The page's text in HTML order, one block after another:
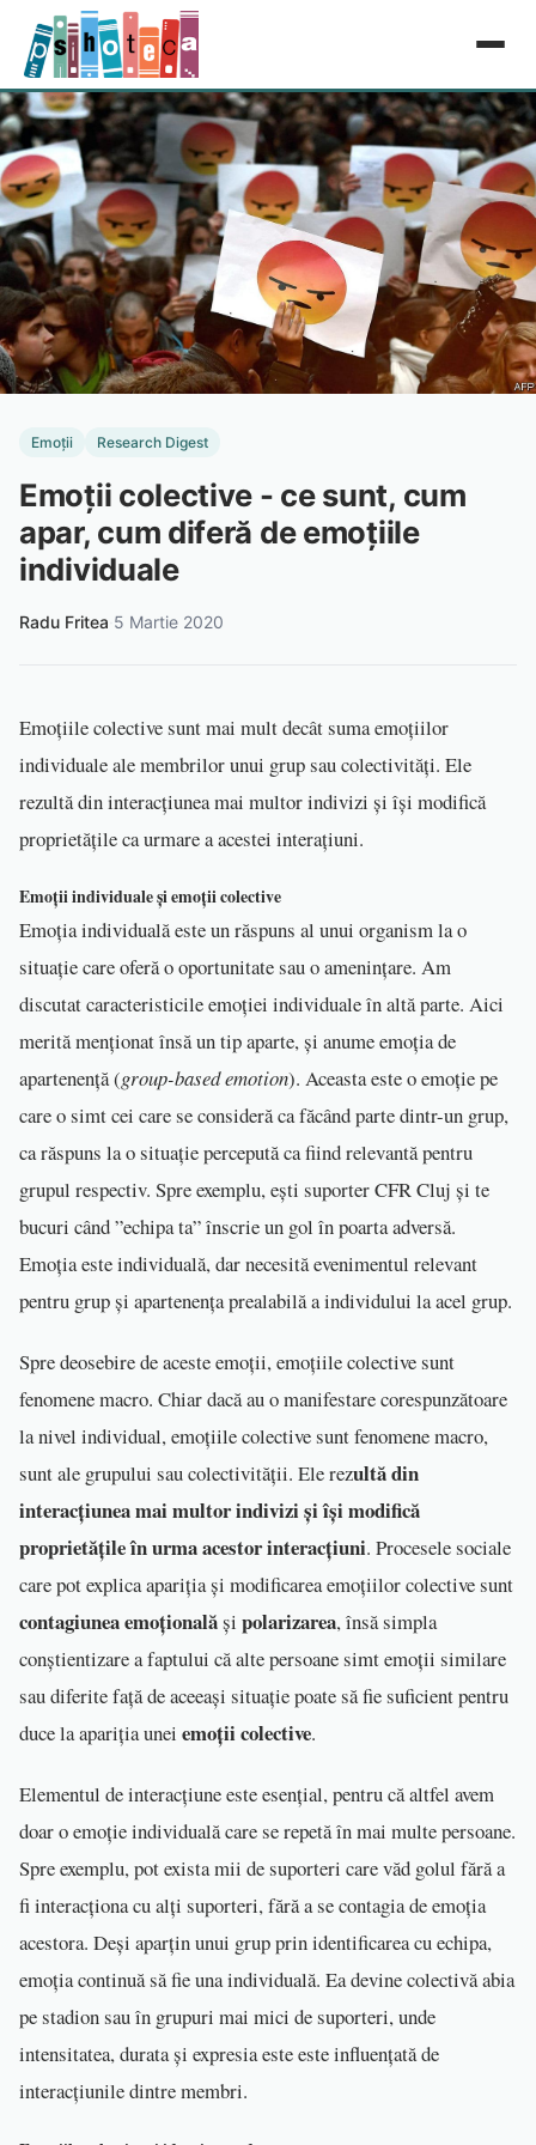
Emoții Research Digest
Emoții colective - ce sunt, cum
apar, cum diferă de emoțiile
individuale
Radu Fritea 5 Martie 2020
Emoțiile colective sunt mai mult decât suma emoțiilor
individuale ale membrilor unui grup sau colectivități. Ele
rezultă din interacțiunea mai multor indivizi și își modifică
proprietățile ca urmare a acestei interațiuni.
Emoții individuale și emoții colective
Emoția individuală este un răspuns al unui organism la o
situație care oferă o oportunitate sau o amenințare. Am
discutat caracteristicile emoției individuale în altă parte. Aici
merită menționat însă un tip aparte, și anume emoția de
apartenență (group-based emotion). Aceasta este o emoție pe
care o simt cei care se consideră ca făcând parte dintr-un grup,
ca răspuns la o situație percepută ca fiind relevantă pentru
grupul respectiv. Spre exemplu, ești suporter CFR Cluj și te
bucuri când ”echipa ta” înscrie un gol în poarta adversă.
Emoția este individuală, dar necesită evenimentul relevant
pentru grup și apartenența prealabilă a individului la acel grup.
Spre deosebire de aceste emoții, emoțiile colective sunt
fenomene macro. Chiar dacă au o manifestare corespunzătoare
la nivel individual, emoțiile colective sunt fenomene macro,
sunt ale grupului sau colectivității. Ele rezultă din
interacțiunea mai multor indivizi și își modifică
proprietățile în urma acestor interacțiuni. Procesele sociale
care pot explica apariția și modificarea emoțiilor colective sunt
contagiunea emoționalăși polarizarea, însă simpla
conștientizare a faptului că alte persoane simt emoții similare
sau diferite față de aceeași situație poate să fie suficient pentru
duce la apariția unei emoții colective.
Elementul de interacțiune este esențial, pentru că altfel avem
doar o emoție individuală care se repetă în mai multe persoane.
Spre exemplu, pot exista mii de suporteri care văd golul fără a
fi interacționa cu alți suporteri, fără a se contagia de emoția
acestora. Deși aparțin unui grup prin identificarea cu echipa,
emoția continuă să fie una individuală. Ea devine colectivă abia
pe stadion sau în grupuri mai mici de suporteri, unde
intensitatea, durata și expresia este este influențată de
interacțiunile dintre membri.